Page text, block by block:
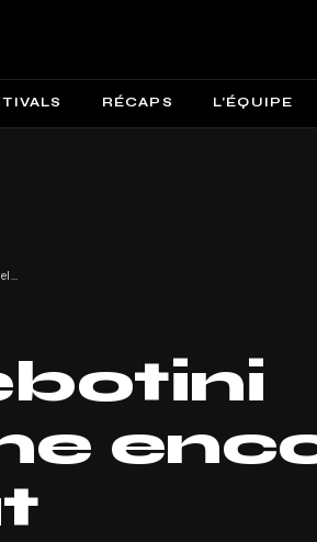
RÉCAPS L’ÉQUIPE
Arnaud Rebotini nous étonne encore avec « État Naturel » !